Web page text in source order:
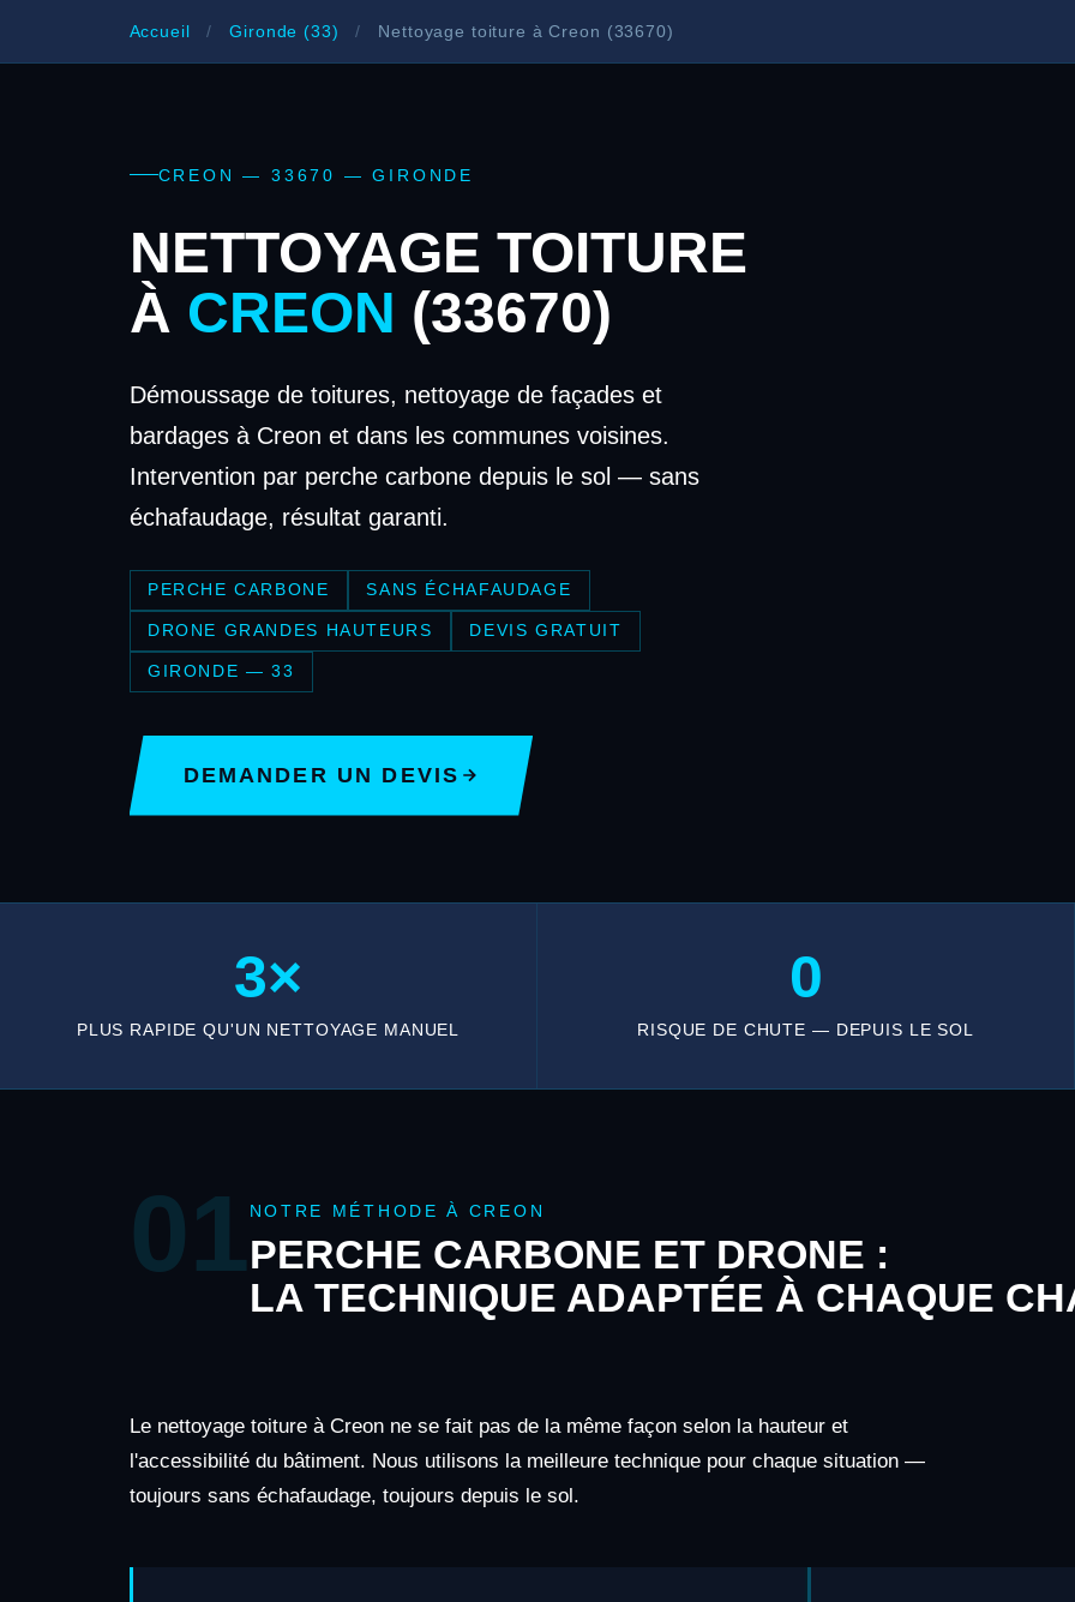
Accueil / Gironde (33) / Nettoyage toiture à Creon (33670)
CREON — 33670 — GIRONDE
NETTOYAGE TOITURE
À CREON (33670)
Démoussage de toitures, nettoyage de façades et
bardages à Creon et dans les communes voisines.
Intervention par perche carbone depuis le sol — sans
échafaudage, résultat garanti.
PERCHE CARBONE SANS ÉCHAFAUDAGE
DRONE GRANDES HAUTEURS DEVIS GRATUIT
GIRONDE — 33
DEMANDER UN DEVIS
3×
PLUS RAPIDE QU'UN NETTOYAGE MANUEL
0
RISQUE DE CHUTE — DEPUIS LE SOL
01 NOTRE MÉTHODE À CREON
PERCHE CARBONE ET DRONE :
LA TECHNIQUE ADAPTÉE À CHAQUE
Le nettoyage toiture à Creon ne se fait pas de la même façon selon la hauteur et
l'accessibilité du bâtiment. Nous utilisons la meilleure technique pour chaque situation —
toujours sans échafaudage, toujours depuis le sol.